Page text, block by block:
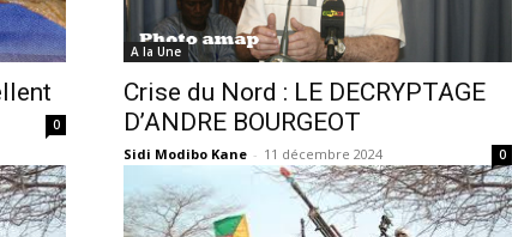
0
A la Une
Crise du Nord : LE DECRYPTAGE
D’ANDRE BOURGEOT
Sidi Modibo Kane - 11 décembre 2024 0